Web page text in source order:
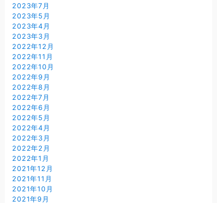
2023年7月
2023年5月
2023年4月
2023年3月
2022年12月
2022年11月
2022年10月
2022年9月
2022年8月
2022年7月
2022年6月
2022年5月
2022年4月
2022年3月
2022年2月
2022年1月
2021年12月
2021年11月
2021年10月
2021年9月